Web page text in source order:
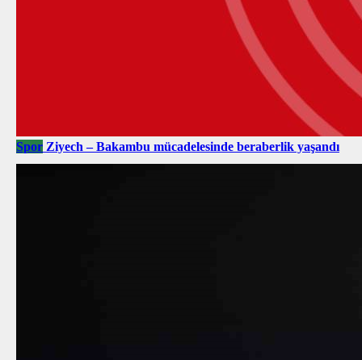
Spor Ziyech – Bakambu mücadelesinde beraberlik yaşandı